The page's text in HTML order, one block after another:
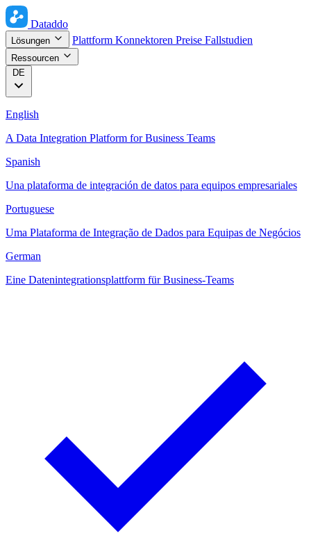
Dataddo
Lösungen Plattform Konnektoren Preise Fallstudien
Ressourcen
DE
English
A Data Integration Platform for Business Teams
Spanish
Una plataforma de integración de datos para equipos empresariales
Portuguese
Uma Plataforma de Integração de Dados para Equipas de Negócios
German
Eine Datenintegrationsplattform für Business-Teams